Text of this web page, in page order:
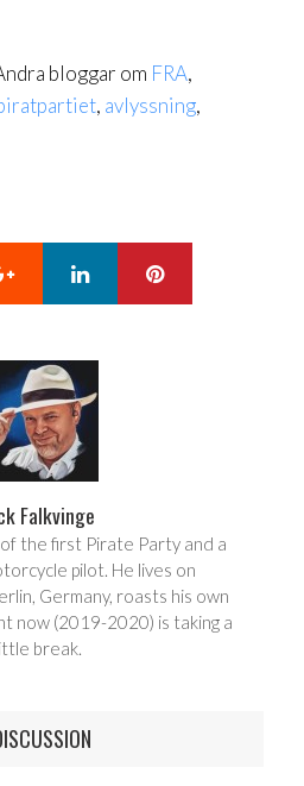
bloggar om FRA,
, avlyssning,
Google+ LinkedIn
Falkvinge
the first Pirate Party and a
pilot. He lives on
Germany, roasts his own
now (2019-2020) is taking a
break.